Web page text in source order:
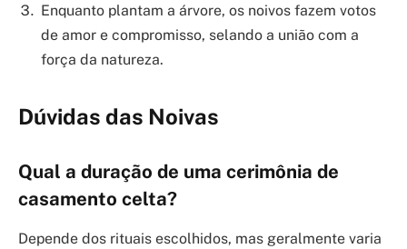
Enquanto plantam a árvore, os noivos fazem votos
de amor e compromisso, selando a união com a
força da natureza.
Dúvidas das Noivas
Qual a duração de uma cerimônia de
casamento celta?
Depende dos rituais escolhidos, mas geralmente varia